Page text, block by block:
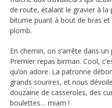
de route, étalant le gravier à
bitume puant à bout de bras
plomb.
En chemin, on s’arrête dans
Premier repas birman. Cool,
qu’on adore. La patronne
grands sourires, et nous
douzaine de casseroles, des
boulettes… miam !